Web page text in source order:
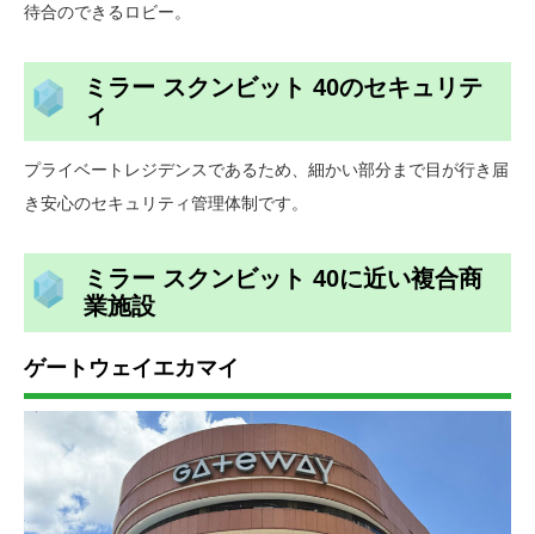
待合のできるロビー。
ミラー スクンビット 40のセキュリテ
ィ
プライベートレジデンスであるため、細かい部分まで目が行き届
き安心のセキュリティ管理体制です。
ミラー スクンビット 40に近い複合商
業施設
ゲートウェイエカマイ